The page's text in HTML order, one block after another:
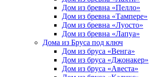
Дом из бревна «Пелло»
Дом из бревна «Тампере»
Дом из бревна «Луосто»
Дом из бревна «Лапуа»
Дома из Бруса под ключ
Дом из бруса «Венга»
Дом из бруса «Джонакер»
Дом из бруса «Авеста»